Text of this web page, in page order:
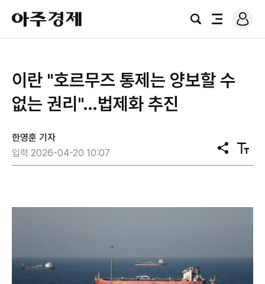
아
주
경
검
전
로
그
이란 "호르무즈 통제는 양보할 수
없는 권리"…법제화 추진
한영훈 기자
입력 2026-04-20 10:07
공
유
텍
스